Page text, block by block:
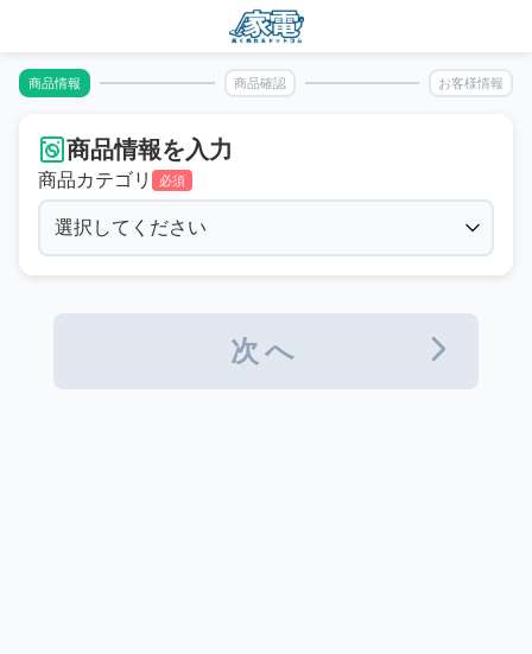
商品情報 商品確認 お客様情報
商品情報を入力
商品カテゴリ 必須
次へ